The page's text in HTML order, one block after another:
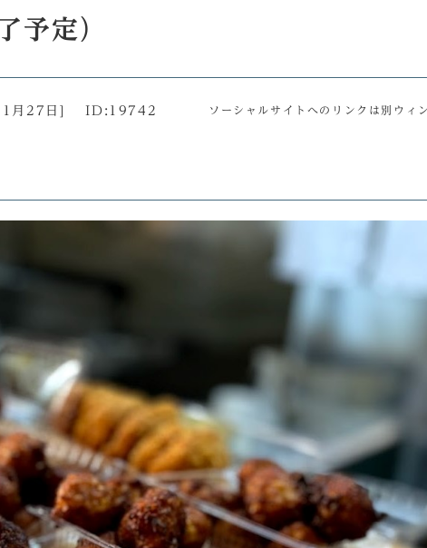
予定）
月27日 ID:19742 ソーシャルサイトへのリンクは別ウィ